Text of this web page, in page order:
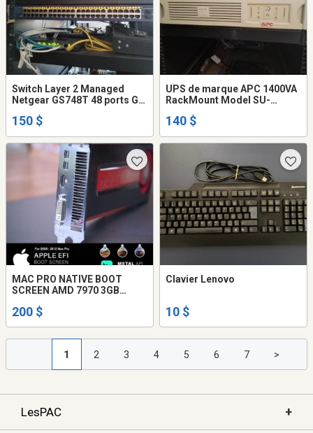
Switch Layer 2 Managed
Netgear GS748T 48 ports GB
150 $
UPS de marque APC 1400VA
RackMount Model SU-
140 $
MAC PRO NATIVE BOOT
SCREEN AMD 7970 3GB
200 $
Clavier Lenovo
10 $
1 2 3 4 5 6 7 >
LesPAC +